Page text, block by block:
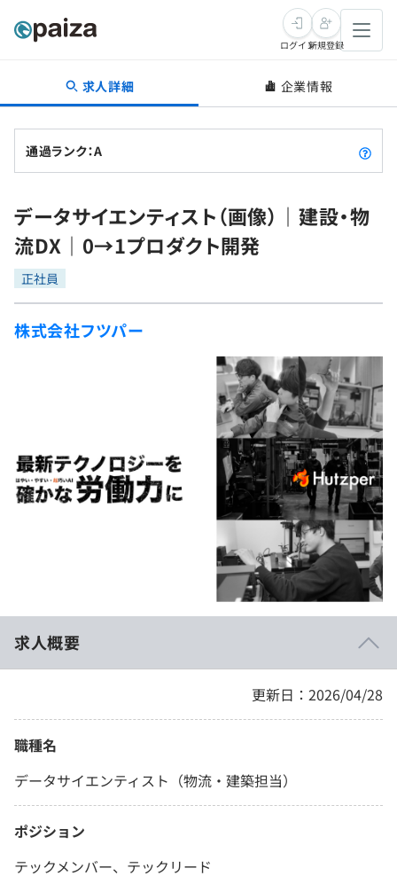
転職・キャリア
転職成功ガイド
転職エージェント
インタビュー
転職成功ガイド
新卒就活
求人検索
本選考
インターン
インタビュー
就活成功ガイド
学習
問題集
プラン
契約内容・クーポン
スキルチェック
プログラミング言語
ゲーム・マンガ
note
ログイン新規登録
求人詳細 企業情報
通過ランク：A
データサイエンティスト（画像）｜建設・物
流DX｜0→1プロダクト開発
正社員
株式会社フツパー
求人概要
更新日：2026/04/28
職種名
データサイエンティスト（物流・建築担当）
ポジション
テックメンバー、テックリード